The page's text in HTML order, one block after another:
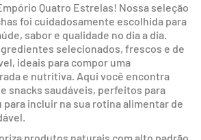
Quatro Estrelas! Nossa seleção
foi cuidadosamente escolhida para
sabor e qualidade no dia a dia.
selecionados, frescos e de
ideais para compor uma
e nutritiva. Aqui você encontra
snacks saudáveis, perfeitos para
incluir na sua rotina alimentar de